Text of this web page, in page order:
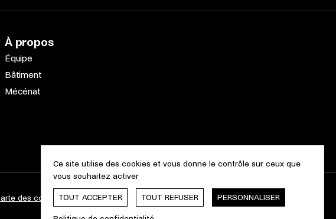
À propos
Équipe
Bâtiment
Mécénat
des cookies Webdesign & Développement bycropmark
Ce site utilise des cookies et vous donne le contrôle sur ceux que
vous souhaitez activer
TOUT ACCEPTER TOUT REFUSER PERSONNALISER